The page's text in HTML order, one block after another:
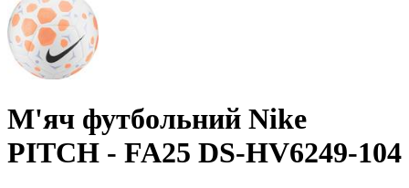
М'яч футбольний Nike
PITCH - FA25 DS-HV6249-104